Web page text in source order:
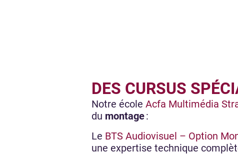
DES CURSUS
Notre école Acfa Multimédia
du montage:
Le BTS Audiovisuel – Option
une expertise technique